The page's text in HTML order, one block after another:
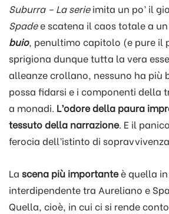
Suburra – La serieimita un po’ il
Spadee scatena il caos totale a
buio, penultimo capitolo (e pure il
sprigiona dunque tutta la vera
alleanze crollano, nessuno ha più
possa fidarsi e i componenti della
a monadi. L’odore della paura
tessuto della narrazione. E il
ferocia dell’istinto di
La scena più importanteè quella
interdipendente tra Aureliano e
Quella, cioè, in cui ci si rende